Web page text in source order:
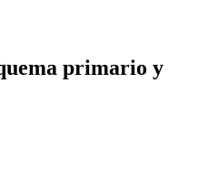
primario y